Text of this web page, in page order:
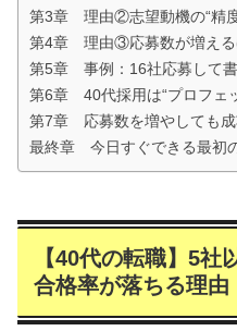
第3章 理由②志望動機の“精
第4章 理由③応募数が増える
第5章 事例：16社応募して
第6章 40代採用は“プロフェ
第7章 応募数を増やしても
最終章 今日すぐできる最初
【40代の転職】5社
合格率が落ちる理由